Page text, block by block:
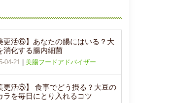
更活⑥】あなたの腸にはいる？大
消化する腸内細菌
04-21 |美腸フードアドバイザー
更活⑤】 食事でどう摂る？大豆の
ラを毎日にとり入れるコツ